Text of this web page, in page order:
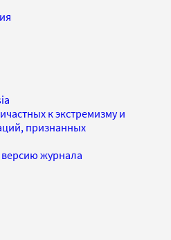
к экстремизму и
признанных
журнала